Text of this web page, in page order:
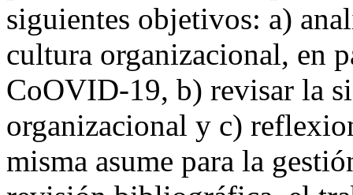
siguientes objetivos: a)
cultura organizacional, en
CoOVID-19, b) revisar la
organizacional y c)
misma asume para la